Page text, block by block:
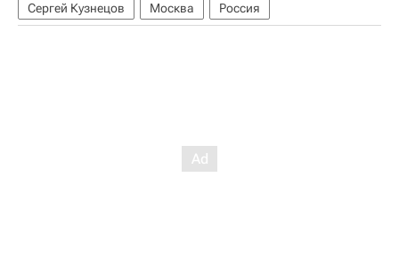
Сергей Кузнецов Москва Россия